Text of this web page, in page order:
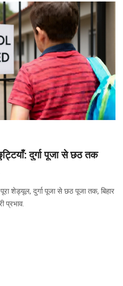
दुर्गा पूजा से छठ तक
शेड्यूल, दुर्गा पूजा से छठ पूजा तक, बिहार
प्रभाव.